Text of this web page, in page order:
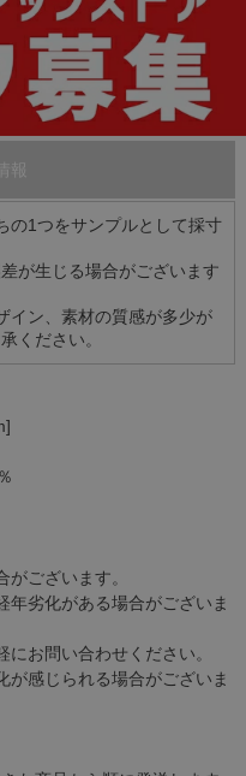
報
の1つをサンプルとして採寸
が生じる場合がございます
イン、素材の質感が多少が
ください。
がございます。
年劣化がある場合がございま
お問い合わせください。
が感じられる場合がございま